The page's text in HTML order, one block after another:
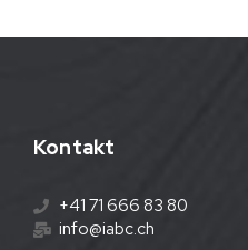
Kontakt
+41 71 666 83 80
info@iabc.ch